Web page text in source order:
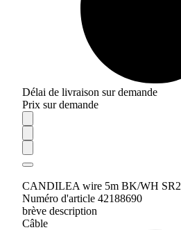
Délai de livraison sur demande
Prix sur demande
CANDILEA wire 5m BK/WH SR2
Numéro d'article 42188690
brève description
Câble